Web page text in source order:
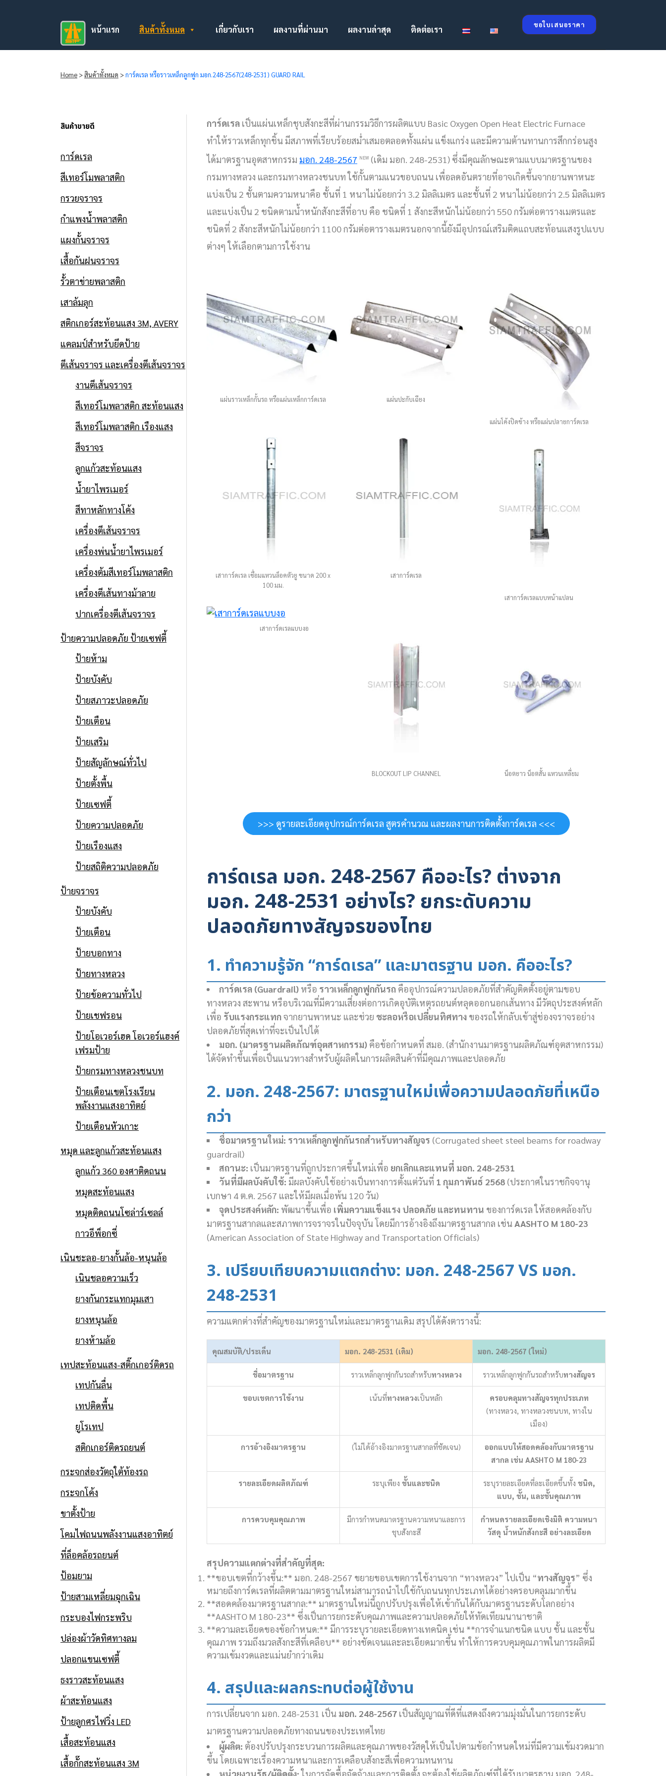
ขอใบเสนอราคา
หน้าแรก สินค้าทั้งหมด เกี่ยวกับเรา ผลงานที่ผ่านมา ผลงานล่าสุด ติดต่อเรา
Home >สินค้าทั้งหมด >การ์ดเรล หรือราวเหล็กลูกฟูก มอก.248-2567(248-2531) GUARD RAIL
สินค้าขายดี
การ์ดเรล
สีเทอร์โมพลาสติก
กรวยจราจร
กำแพงน้ำพลาสติก
แผงกั้นจราจร
เสื้อกันฝนจราจร
รั้วตาข่ายพลาสติก
เสาล้มลุก
สติกเกอร์สะท้อนแสง 3M, AVERY
แคลมป์สำหรับยึดป้าย
ตีเส้นจราจร และเครื่องตีเส้นจราจร
งานตีเส้นจราจร
สีเทอร์โมพลาสติก สะท้อนแสง
สีเทอร์โมพลาสติก เรืองแสง
สีจราจร
ลูกแก้วสะท้อนแสง
น้ำยาไพรเมอร์
สีทาหลักทางโค้ง
เครื่องตีเส้นจราจร
เครื่องพ่นน้ำยาไพรเมอร์
เครื่องต้มสีเทอร์โมพลาสติก
เครื่องตีเส้นทางม้าลาย
ปากเครื่องตีเส้นจราจร
ป้ายความปลอดภัย ป้ายเซฟตี้
ป้ายห้าม
ป้ายบังคับ
ป้ายสภาวะปลอดภัย
ป้ายเตือน
ป้ายเสริม
ป้ายสัญลักษณ์ทั่วไป
ป้ายตั้งพื้น
ป้ายเซฟตี้
ป้ายความปลอดภัย
ป้ายเรืองแสง
ป้ายสถิติความปลอดภัย
ป้ายจราจร
ป้ายบังคับ
ป้ายเตือน
ป้ายบอกทาง
ป้ายทางหลวง
ป้ายข้อความทั่วไป
ป้ายเชฟรอน
ป้ายโอเวอร์เฮด โอเวอร์แฮงค์
เฟรมป้าย
ป้ายกรมทางหลวงชนบท
ป้ายเตือนเขตโรงเรียน
พลังงานแสงอาทิตย์
ป้ายเตือนหัวเกาะ
หมุด และลูกแก้วสะท้อนแสง
ลูกแก้ว 360 องศาติดถนน
หมุดสะท้อนแสง
หมุดติดถนนโซล่าร์เซลล์
กาวอีพ็อกซี่
เนินชะลอ-ยางกั้นล้อ-หนุนล้อ
เนินชลอความเร็ว
ยางกันกระแทกมุมเสา
ยางหนุนล้อ
ยางห้ามล้อ
เทปสะท้อนแสง-สติ๊กเกอร์ติดรถ
เทปกันลื่น
เทปติดพื้น
ยูโรเทป
สติกเกอร์ติดรถยนต์
กระจกส่องวัตถุใต้ท้องรถ
กระจกโค้ง
ขาตั้งป้าย
โคมไฟถนนพลังงานแสงอาทิตย์
ที่ล็อคล้อรถยนต์
ป้อมยาม
ป้ายสามเหลี่ยมฉุกเฉิน
กระบองไฟกระพริบ
ปล่องผ้าวัดทิศทางลม
ปลอกแขนเซฟตี้
ธงราวสะท้อนแสง
ผ้าสะท้อนแสง
ป้ายลูกศรไฟวิ่ง LED
เสื้อสะท้อนแสง
เสื้อกั๊กสะท้อนแสง 3M
การ์ดเรล เป็นแผ่นเหล็กชุบสังกะสีที่ผ่านกรรมวิธีการผลิตแบบ Basic Oxygen Open Heat Electric Furnace
ทำให้ราวเหล็กทุกชิ้น มีสภาพที่เรียบร้อยสม่ำเสมอตลอดทั้งแผ่น แข็งแกร่ง และมีความต้านทานการสึกกร่อนสูง
ได้มาตรฐานอุตสาหกรรม มอก. 248-2567 NEW (เดิม มอก. 248-2531) ซึ่งมีคุณลักษณะตามแบบมาตรฐานของ
กรมทางหลวง และกรมทางหลวงชนบท ใช้กั้นตามแนวขอบถนน เพื่อลดอันตรายที่อาจเกิดขึ้นจากยานพาหนะ
แบ่งเป็น 2 ชั้นตามความหนาคือ ชั้นที่ 1 หนาไม่น้อยกว่า 3.2 มิลลิเมตร และชั้นที่ 2 หนาไม่น้อยกว่า 2.5 มิลลิเมตร
และแบ่งเป็น 2 ชนิดตามน้ำหนักสังกะสีที่อาบ คือ ชนิดที่ 1 สังกะสีหนักไม่น้อยกว่า 550 กรัมต่อตารางเมตรและ
ชนิดที่ 2 สังกะสีหนักไม่น้อยกว่า 1100 กรัมต่อตารางเมตรนอกจากนี้ยังมีอุปกรณ์เสริมติดแถบสะท้อนแสงรูปแบบ
ต่างๆ ให้เลือกตามการใช้งาน
แผ่นราวเหล็กกั้นรถ หรือแผ่นเหล็กการ์ดเรล แผ่นปะกับเฉียง
แผ่นโค้งปิดข้าง หรือแผ่นปลายการ์ดเรล
เสาการ์ดเรล เชื่อมแหวนล็อคตัวยู ขนาด 200 x
100 มม.
เสาการ์ดเรล
เสาการ์ดเรลแบบหน้าแปลน
เสาการ์ดเรลแบบงอ
BLOCKOUT LIP CHANNEL น็อตยาว น็อตสั้น แหวนเหลี่ยม
>>> ดูรายละเอียดอุปกรณ์การ์ดเรล สูตรคำนวณ และผลงานการติดตั้งการ์ดเรล <<<
การ์ดเรล มอก. 248-2567 คืออะไร? ต่างจาก
มอก. 248-2531 อย่างไร? ยกระดับความ
ปลอดภัยทางสัญจรของไทย
1. ทำความรู้จัก “การ์ดเรล” และมาตรฐาน มอก. คืออะไร?
การ์ดเรล (Guardrail) หรือ ราวเหล็กลูกฟูกกันรถ คืออุปกรณ์ความปลอดภัยที่สำคัญติดตั้งอยู่ตามขอบ
ทางหลวง สะพาน หรือบริเวณที่มีความเสี่ยงต่อการเกิดอุบัติเหตุรถยนต์หลุดออกนอกเส้นทาง มีวัตถุประสงค์หลัก
เพื่อ รับแรงกระแทกจากยานพาหนะ และช่วย ชะลอหรือเปลี่ยนทิศทาง ของรถให้กลับเข้าสู่ช่องจราจรอย่าง
ปลอดภัยที่สุดเท่าที่จะเป็นไปได้
มอก. (มาตรฐานผลิตภัณฑ์อุตสาหกรรม) คือข้อกำหนดที่ สมอ. (สำนักงานมาตรฐานผลิตภัณฑ์อุตสาหกรรม)
ได้จัดทำขึ้นเพื่อเป็นแนวทางสำหรับผู้ผลิตในการผลิตสินค้าที่มีคุณภาพและปลอดภัย
2. มอก. 248-2567: มาตรฐานใหม่เพื่อความปลอดภัยที่เหนือ
กว่า
ชื่อมาตรฐานใหม่: ราวเหล็กลูกฟูกกันรถสำหรับทางสัญจร (Corrugated sheet steel beams for roadway
guardrail)
สถานะ: เป็นมาตรฐานที่ถูกประกาศขึ้นใหม่เพื่อ ยกเลิกและแทนที่ มอก. 248-2531
วันที่มีผลบังคับใช้: มีผลบังคับใช้อย่างเป็นทางการตั้งแต่วันที่ 1 กุมภาพันธ์ 2568 (ประกาศในราชกิจจานุ
เบกษา 4 ต.ค. 2567 และให้มีผลเมื่อพ้น 120 วัน)
จุดประสงค์หลัก: พัฒนาขึ้นเพื่อ เพิ่มความแข็งแรง ปลอดภัย และทนทาน ของการ์ดเรล ให้สอดคล้องกับ
มาตรฐานสากลและสภาพการจราจรในปัจจุบัน โดยมีการอ้างอิงถึงมาตรฐานสากล เช่นAASHTO M 180-23
(American Association of State Highway and Transportation Officials)
3. เปรียบเทียบความแตกต่าง: มอก. 248-2567 VS มอก.
248-2531
ความแตกต่างที่สำคัญของมาตรฐานใหม่และมาตรฐานเดิม สรุปได้ดังตารางนี้:
คุณสมบัติ/ประเด็น มอก. 248-2531 (เดิม) มอก. 248-2567 (ใหม่)
ชื่อมาตรฐาน ราวเหล็กลูกฟูกกันรถสำหรับทางหลวง ราวเหล็กลูกฟูกกันรถสำหรับทางสัญจร
ขอบเขตการใช้งาน เน้นที่ทางหลวงเป็นหลัก
ครอบคลุมทางสัญจรทุกประเภท
(ทางหลวง, ทางหลวงชนบท, ทางใน
เมือง)
การอ้างอิงมาตรฐาน (ไม่ได้อ้างอิงมาตรฐานสากลที่ชัดเจน)
ออกแบบให้สอดคล้องกับมาตรฐาน
สากล เช่น AASHTO M 180-23
รายละเอียดผลิตภัณฑ์ ระบุเพียง ชั้นและชนิด ระบุรายละเอียดที่ละเอียดขึ้นทั้ง ชนิด,
แบบ, ชั้น, และชั้นคุณภาพ
การควบคุมคุณภาพ
มีการกำหนดมาตรฐานความหนาและการ
ชุบสังกะสี
กำหนดรายละเอียดเชิงมิติ ความหนา
วัสดุ น้ำหนักสังกะสี อย่างละเอียด
สรุปความแตกต่างที่สำคัญที่สุด:
**ขอบเขตที่กว้างขึ้น:** มอก. 248-2567 ขยายขอบเขตการใช้งานจาก “ทางหลวง” ไปเป็น “ทางสัญจร” ซึ่ง
หมายถึงการ์ดเรลที่ผลิตตามมาตรฐานใหม่สามารถนำไปใช้กับถนนทุกประเภทได้อย่างครอบคลุมมากขึ้น
**สอดคล้องมาตรฐานสากล:** มาตรฐานใหม่นี้ถูกปรับปรุงเพื่อให้เข้ากันได้กับมาตรฐานระดับโลกอย่าง
**AASHTO M 180-23** ซึ่งเป็นการยกระดับคุณภาพและความปลอดภัยให้ทัดเทียมนานาชาติ
**ความละเอียดของข้อกำหนด:** มีการระบุรายละเอียดทางเทคนิค เช่น **การจำแนกชนิด แบบ ชั้น และชั้น
คุณภาพ รวมถึงมวลสังกะสีที่เคลือบ** อย่างชัดเจนและละเอียดมากขึ้น ทำให้การควบคุมคุณภาพในการผลิตมี
ความเข้มงวดและแม่นยำกว่าเดิม
4. สรุปและผลกระทบต่อผู้ใช้งาน
การเปลี่ยนจาก มอก. 248-2531 เป็น มอก. 248-2567 เป็นสัญญาณที่ดีที่แสดงถึงความมุ่งมั่นในการยกระดับ
มาตรฐานความปลอดภัยทางถนนของประเทศไทย
ผู้ผลิต: ต้องปรับปรุงกระบวนการผลิตและคุณภาพของวัสดุให้เป็นไปตามข้อกำหนดใหม่ที่มีความเข้มงวดมาก
ขึ้น โดยเฉพาะเรื่องความหนาและการเคลือบสังกะสีเพื่อความทนทาน